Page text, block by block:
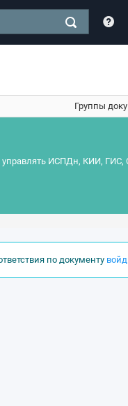
Группы
управлять ИСПДн, КИИ,
по документу